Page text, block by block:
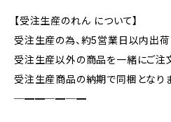
【受注生産のれん について】
受注生産の為、約5営業日以内出荷
受注生産以外の商品を一緒にご注
受注生産商品の納期で同梱となり
─━━─━─━